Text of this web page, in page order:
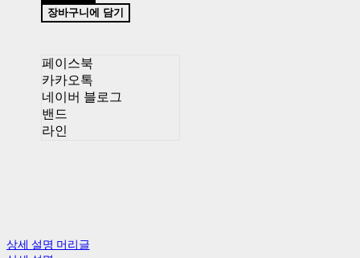
장바구니에 담기
페이스북
카카오톡
네이버 블로그
밴드
라인
상세 설명 머리글